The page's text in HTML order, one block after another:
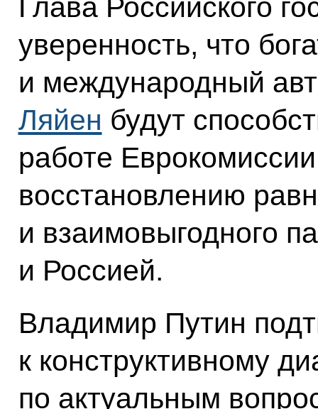
Глава Российского
уверенность, что
и международный
Ляйен будут
работе
восстановлению
и взаимовыгодного
и Россией.
Владимир Путин
к конструктивному
по актуальным